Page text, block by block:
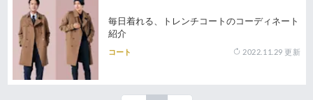
毎日着れる、トレンチコートのコーディネート
紹介
コート 2022.11.29 更新